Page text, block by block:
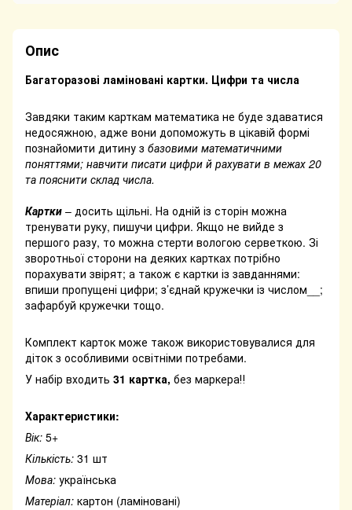
Опис
Багаторазові ламіновані картки. Цифри та числа
Завдяки таким карткам математика не буде здаватися
недосяжною, адже вони допоможуть в цікавій формі
познайомити дитину з базовими математичними
поняттями; навчити писати цифри й рахувати в межах 20
та пояснити склад числа.
Картки – досить щільні. На одній із сторін можна
тренувати руку, пишучи цифри. Якщо не вийде з
першого разу, то можна стерти вологою серветкою. Зі
зворотньої сторони на деяких картках потрібно
порахувати звірят; а також є картки із завданнями:
впиши пропущені цифри; з’єднай кружечки із числом__;
зафарбуй кружечки тощо.
Комплект карток може також використовувалися для
діток з особливими освітніми потребами.
У набір входить 31 картка, без маркера‼️
Характеристики:
Вік: 5+
Кількість: 31 шт
Мова: українська
Матеріал: картон (ламіновані)